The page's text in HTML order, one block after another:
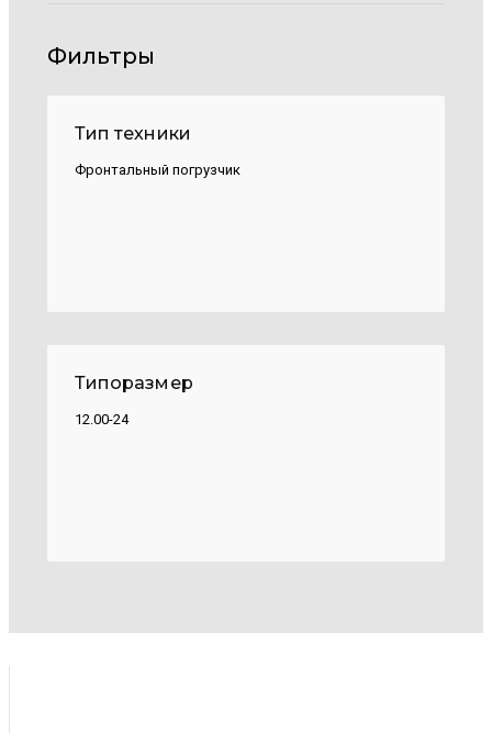
Фильтры
Тип техники
Фронтальный погрузчик
Типоразмер
12.00-24